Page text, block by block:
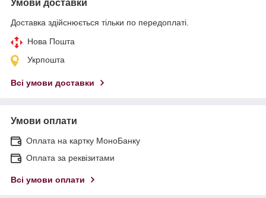
Умови доставки
Доставка здійснюється тільки по передоплаті.
Нова Пошта
Укрпошта
Всі умови доставки
Умови оплати
Оплата на картку МоноБанку
Оплата за реквізитами
Всі умови оплати